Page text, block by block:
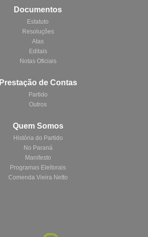
Documentos
Estatuto
Resoluções
Atas
Editais
Notas Oficiais
Prestação de Contas
Partido
Outros
Quem Somos
História do Partido
No Paraná
Manifesto
Programas Eleitorais
Comenda Vieira Netto